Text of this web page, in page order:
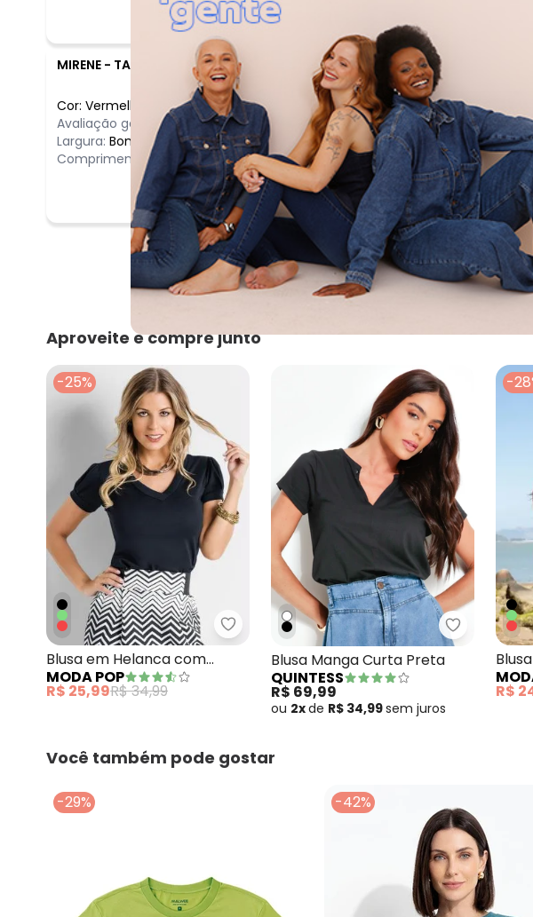
MIRENE - TABOAO DA SERRA - SP
Cor: Vermelho
GG
Avaliação geral do produto: Ótimo
Largura: Bom
Comprimento: Bom
Aproveite e compre junto
-25%
Moda Pop - Blusa em Helanca com Decote
Blusa em Helanca com
Decote V Preta
MODA POP
R$ 25,99R$ 34,99
Quintess -
Blusa Manga Curta Preta
QUINTESS
R$ 69,99
ou 2xde R$ 34,99sem juros
-
R$
Você também pode gostar
-29% -42%